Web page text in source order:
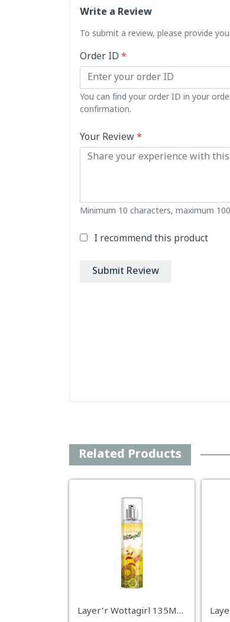
Write a Review
To submit a review, please provide
Order ID *
You can find your order ID in your
confirmation.
Your Review*
Minimum 10 characters, maximum
I recommend this product
Submit Review
Related Products
Layer’r Wottagirl 135ML: Fresh Citrus